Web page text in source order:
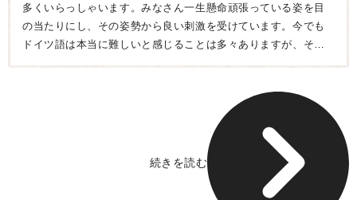
多くいらっしゃいます。みなさん一生懸命頑張っている姿を目
の当たりにし、その姿勢から良い刺激を受けています。今でも
ドイツ語は本当に難しいと感じることは多々ありますが、それ
でもドイツ語を嫌いにならずに続けられているのは、Vollmond
これからも私のペースでコツコツ頑張りたいと思います。
続きを読む